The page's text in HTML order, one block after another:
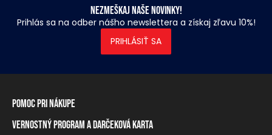
Nezmeškaj naše novinky!
Prihlás sa na odber nášho newslettera a získaj zľavu 10%!
PRIHLÁSIŤ SA
Pomoc pri nákupe
Informácie o doručení
Vernostný program a darčeková karta